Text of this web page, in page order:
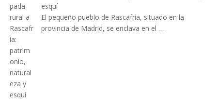
esquí
El pequeño pueblo de Rascafría, situado en la
provincia de Madrid, se enclava en el …